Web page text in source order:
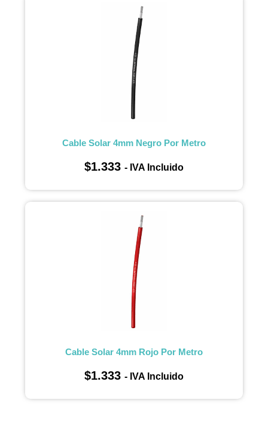
Cable Solar 4mm Negro Por Metro
$1.333 - IVA Incluido
Cable Solar 4mm Rojo Por Metro
$1.333 - IVA Incluido